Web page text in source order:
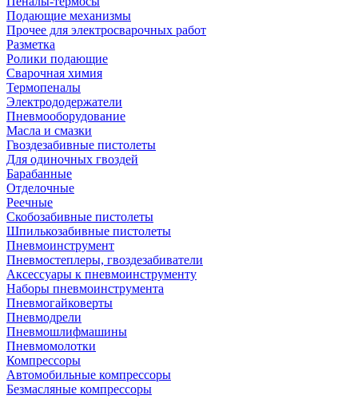
Подающие механизмы
Прочее для электросварочных работ
Разметка
Ролики подающие
Сварочная химия
Термопеналы
Электрододержатели
Пневмооборудование
Масла и смазки
Гвоздезабивные пистолеты
Для одиночных гвоздей
Барабанные
Отделочные
Реечные
Скобозабивные пистолеты
Шпилькозабивные пистолеты
Пневмоинструмент
Пневмостеплеры, гвоздезабиватели
Аксессуары к пневмоинструменту
Наборы пневмоинструмента
Пневмогайковерты
Пневмодрели
Пневмошлифмашины
Пневмомолотки
Компрессоры
Автомобильные компрессоры
Безмасляные компрессоры